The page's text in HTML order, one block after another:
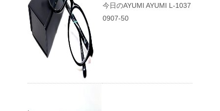
今日のAYUMI AYUMI L-1037
0907-50